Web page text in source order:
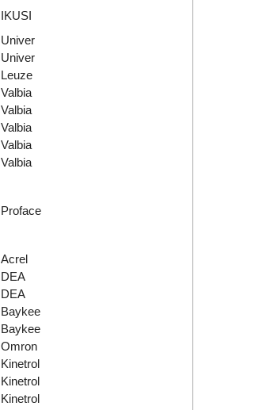
IKUSI
Univer
Univer
Leuze
Valbia
Valbia
Valbia
Valbia
Valbia
Proface
Acrel
DEA
DEA
Baykee
Baykee
Omron
Kinetrol
Kinetrol
Kinetrol